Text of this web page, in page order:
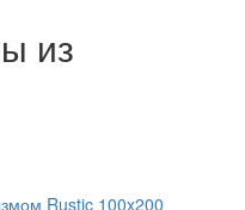
из
Rustic 100x200